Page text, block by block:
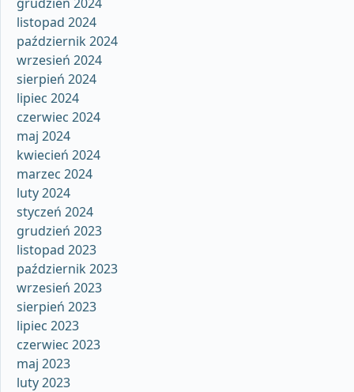
listopad 2024
październik 2024
wrzesień 2024
sierpień 2024
lipiec 2024
czerwiec 2024
maj 2024
kwiecień 2024
marzec 2024
luty 2024
styczeń 2024
grudzień 2023
listopad 2023
październik 2023
wrzesień 2023
sierpień 2023
lipiec 2023
czerwiec 2023
maj 2023
luty 2023